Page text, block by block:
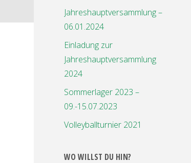
Jahreshauptversammlung –
06.01.2024
Einladung zur
Jahreshauptversammlung
2024
Sommerlager 2023 –
09.-15.07.2023
Volleyballturnier 2021
WO WILLST DU HIN?